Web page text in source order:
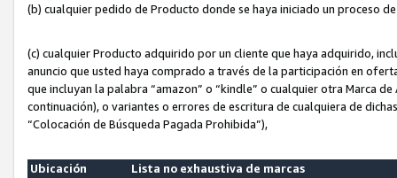
(b) cualquier pedido de Producto donde se haya iniciado un proceso
(c) cualquier Producto adquirido por un cliente que haya adquirido,
anuncio que usted haya comprado a través de la participación en
que incluyan la palabra “amazon” o “kindle” o cualquier otra Marca
continuación), o variantes o errores de escritura de cualquiera de
“Colocación de Búsqueda Pagada Prohibida”),
Ubicación
Lista no exhaustiva de marcas